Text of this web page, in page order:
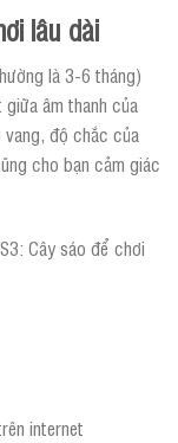
lâu dài
là 3-6 tháng)
âm thanh của
độ chắc của
cho bạn cảm giác
Cây sáo để chơi
internet